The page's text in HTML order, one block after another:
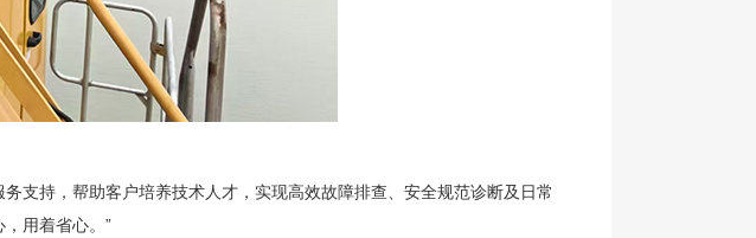
支持，帮助客户培养技术人才，实现高效故障排查、安全规范诊断及日常
用着省心。”